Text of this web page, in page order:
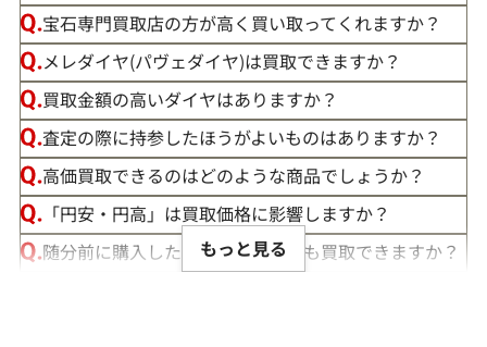
この度は「おたからや」で宝石の買取をご利用いただき、誠
にありがとうございました。お客様の大切な宝石にご満足い
ただける価格をご提示できましたこと、大変嬉しく思います。
私たちの目標は、常にお客様にご満足いただける買取を提供
することです。そのためには、最新の市場動向をしっかりと把
宝石専門買取店の方が高く買い取ってくれますか？
メレダイヤ(パヴェダイヤ)は買取できますか？
買取金額の高いダイヤはありますか？
査定の際に持参したほうがよいものはありますか？
高価買取できるのはどのような商品でしょうか？
「円安・円高」は買取価格に影響しますか？
随分前に購入したダイヤモンドでも買取できますか？
もっと見る